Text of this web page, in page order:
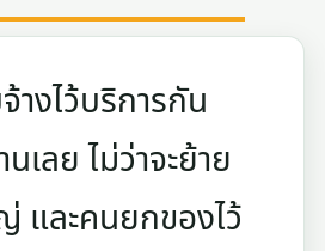
งไว้บริการกัน
เลย ไม่ว่าจะย้าย
และคนยกของไว้